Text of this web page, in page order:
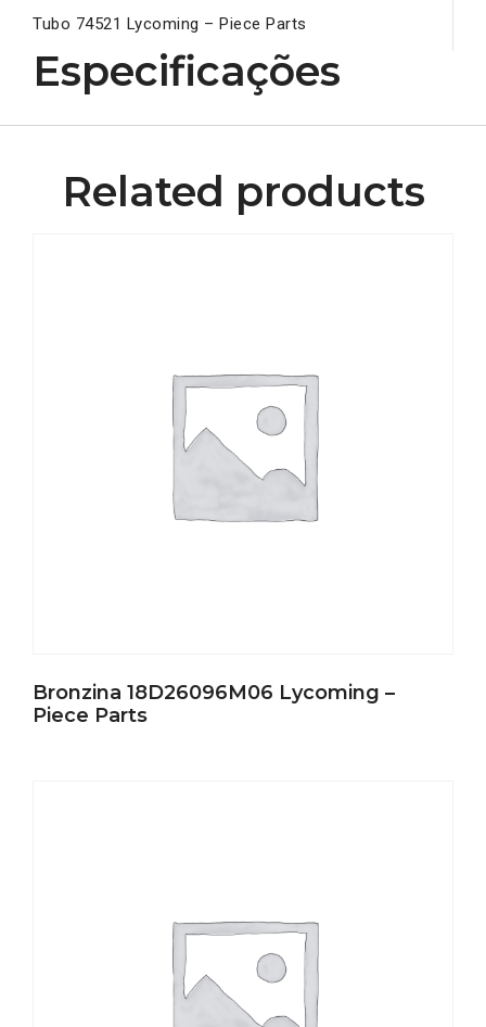
Tubo 74521 Lycoming – Piece Parts
Especificações
Related products
Bronzina 18D26096M06 Lycoming –
Piece Parts